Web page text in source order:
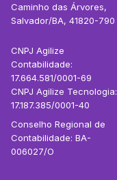
Caminho das Árvores,
Salvador/BA, 41820-790
CNPJ Agilize
Contabilidade:
17.664.581/0001-69
CNPJ Agilize Tecnologia:
17.187.385/0001-40
Conselho Regional de
Contabilidade: BA-
006027/O